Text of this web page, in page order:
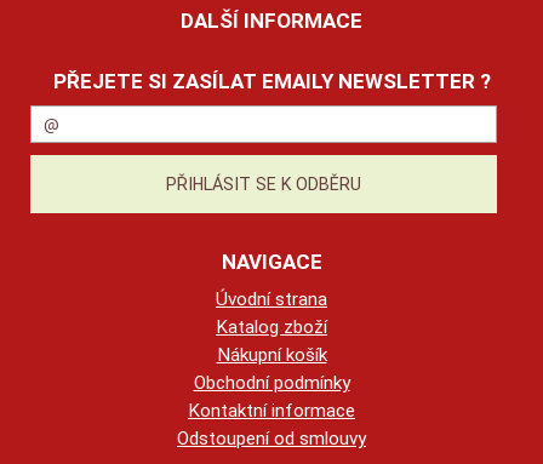
DALŠÍ INFORMACE
PŘEJETE SI ZASÍLAT EMAILY NEWSLETTER ?
NAVIGACE
Úvodní strana
Katalog zboží
Nákupní košík
Obchodní podmínky
Kontaktní informace
Odstoupení od smlouvy